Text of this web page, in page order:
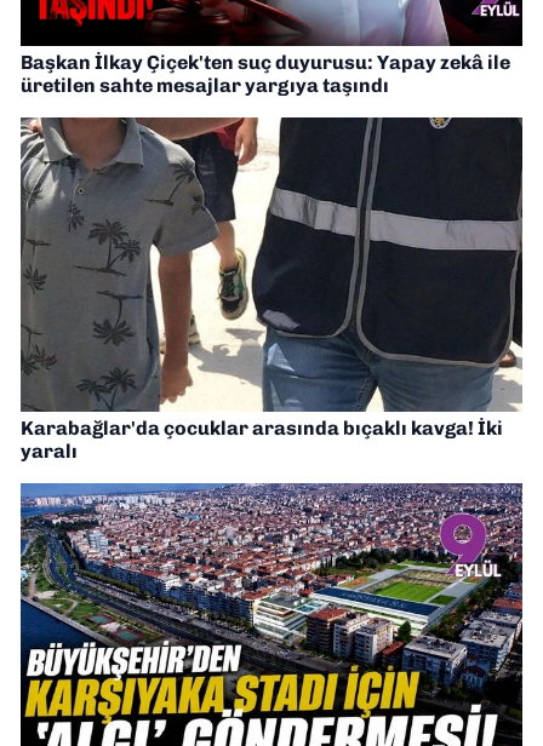
Başkan İlkay Çiçek'ten suç duyurusu: Yapay zekâ ile
üretilen sahte mesajlar yargıya taşındı
Karabağlar'da çocuklar arasında bıçaklı kavga! İki
yaralı